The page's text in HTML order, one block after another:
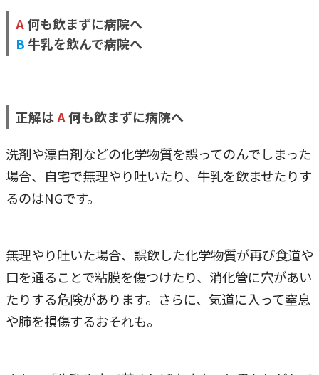
A何も飲まずに病院へ
B牛乳を飲んで病院へ
正解はA何も飲まずに病院へ
洗剤や漂白剤などの化学物質を誤ってのんでしまった
場合、自宅で無理やり吐いたり、牛乳を飲ませたりす
るのはNGです。
無理やり吐いた場合、誤飲した化学物質が再び食道や
口を通ることで粘膜を傷つけたり、消化管に穴があい
たりする危険があります。さらに、気道に入って窒息
や肺を損傷するおそれも。